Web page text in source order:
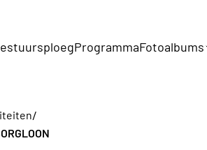
ProgrammaFotoalbums
/